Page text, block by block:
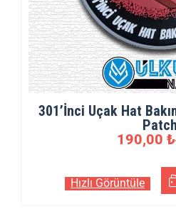
301’İnci Uçak Hat
Patch
190,00 ₺
Hızlı Görüntüle